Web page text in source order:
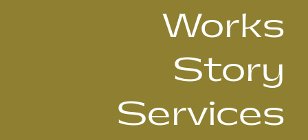
Works
Story
Services